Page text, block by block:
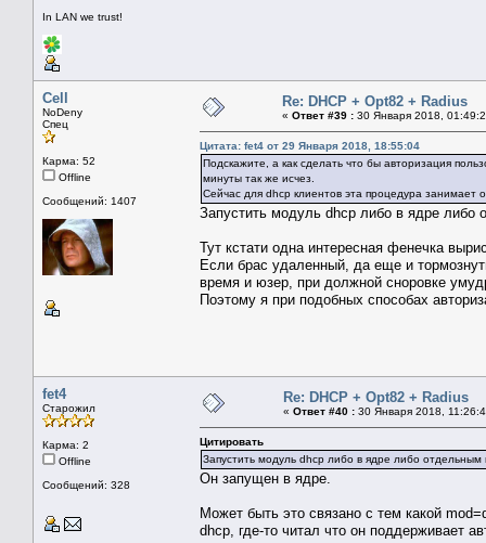
In LAN we trust!
Cell
NoDeny
Спец
Карма: 52
Offline
Сообщений: 1407
Re: DHCP + Opt82 + Radius
« Ответ #39 : 30 Января 2018,
Цитата: fet4 от 29 Января 2018, 18:55:04
Подскажите, а как сделать что бы авторизация
минуты так же исчез.
Сейчас для dhcp клиентов эта процедура занимает
Запустить модуль dhcp либо в ядре либо
Тут кстати одна интересная фенечка
Если брас удаленный, да еще и
время и юзер, при должной сноровке
Поэтому я при подобных способах
fet4
Старожил
Карма: 2
Offline
Сообщений: 328
Re: DHCP + Opt82 + Radius
« Ответ #40 : 30 Января 2018,
Цитировать
Запустить модуль dhcp либо в ядре либо отдельным
Он запущен в ядре.
Может быть это связано с тем какой
dhcp, где-то читал что он поддерживает